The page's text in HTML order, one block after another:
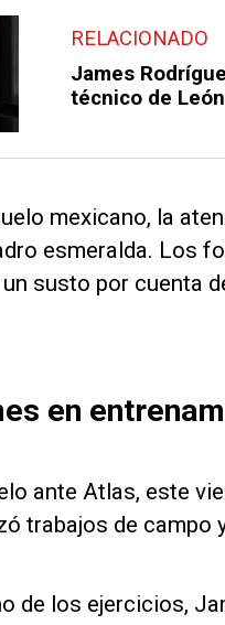
RELACIONADO
James
técnico de
mexicano, la
esmeralda. Los
susto por cuenta
en
ante Atlas, este
trabajos de campo
de los ejercicios,